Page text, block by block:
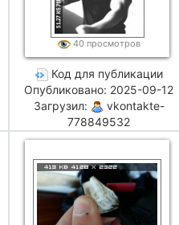
40 просмотров
Код для публикации
Опубликовано: 2025-09-12
Загрузил:
vkontakte-
778849532